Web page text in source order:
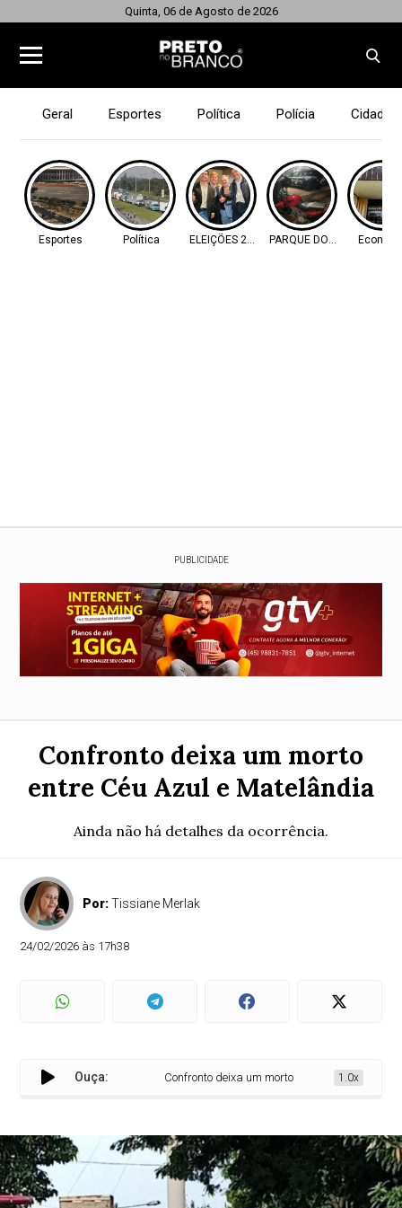
Quinta, 06 de Agosto de 2026
Geral Esportes Política Polícia Cidades
Esportes Política ELEIÇÕES 2026 PARQUE DOS IPÊS
PUBLICIDADE
Confronto deixa um morto
entre Céu Azul e Matelândia
Ainda não há detalhes da ocorrência.
Por:Tissiane Merlak
24/02/2026 às 17h38
Ouça: Confronto deixa um morto entre Céu Azul e
1.0x